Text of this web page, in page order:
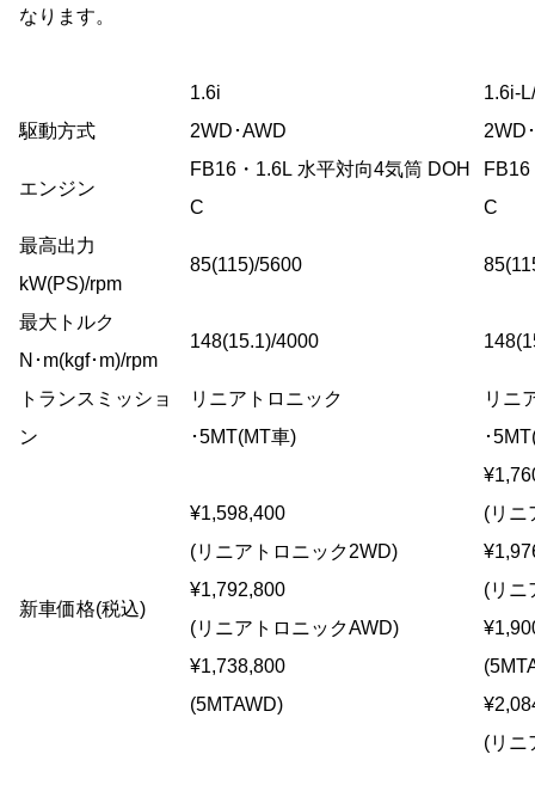
なります。
1.6i
1.6i-
駆動方式
2WD･AWD 2WD
エンジン
FB16・1.6L 水平対向4気筒 DOH
C
C
最高出力
kW(PS)/rpm
85(115)/5600
最大トルク
N･m(kgf･m)/rpm
148(15.1)/4000
トランスミッショ
ン
リニアトロニック
･5MT(MT車)
リニ
･
新車価格(税込)
¥1,598,400
(リニアトロニック2WD)
¥1,792,800
(リニアトロニックAWD)
¥1,738,800
(5MTAWD)
(リニ
(リニ
(リニ